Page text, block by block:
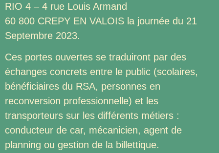
RIO 4 – 4 rue Louis Armand
60 800 CREPY EN VALOIS la journée du 21
Septembre 2023.
Ces portes ouvertes se traduiront par des
échanges concrets entre le public (scolaires,
bénéficiaires du RSA, personnes en
reconversion professionnelle) et les
transporteurs sur les différents métiers :
conducteur de car, mécanicien, agent de
planning ou gestion de la billettique.